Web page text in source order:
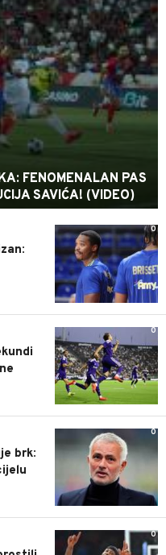
FENOMENALAN PAS
SAVIĆA! (VIDEO)
0
0
0
brk:
0